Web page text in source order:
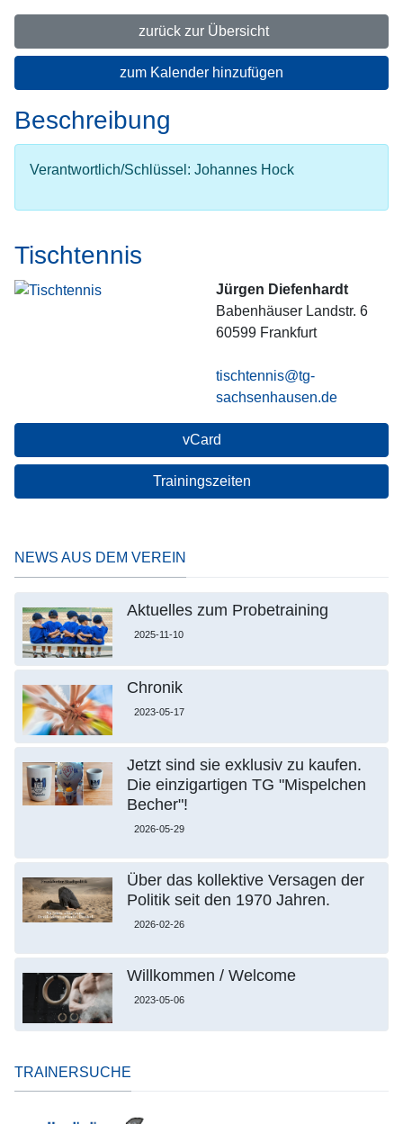
zurück zur Übersicht
zum Kalender hinzufügen
Beschreibung
Verantwortlich/Schlüssel: Johannes Hock
Tischtennis
Jürgen Diefenhardt
Babenhäuser Landstr. 6
60599 Frankfurt
tischtennis@tg-
sachsenhausen.de
vCard
Trainingszeiten
NEWS AUS DEM VEREIN
Aktuelles zum Probetraining
2025-11-10
Chronik
2023-05-17
Jetzt sind sie exklusiv zu kaufen.
Die einzigartigen TG "Mispelchen
Becher"!
2026-05-29
Über das kollektive Versagen der
Politik seit den 1970 Jahren.
2026-02-26
Willkommen / Welcome
2023-05-06
TRAINERSUCHE